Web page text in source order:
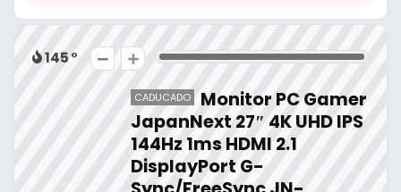
145
CADUCADO
Monitor PC Gamer
JapanNext 27″ 4K UHD IPS
144Hz 1ms HDMI 2.1
DisplayPort G-